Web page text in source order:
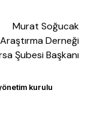
Murat Soğucak
Derneği
Şubesi Başkanı
kurulu